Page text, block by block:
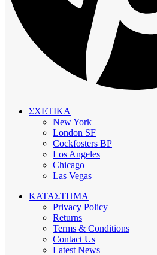
ΣΧΕΤΙΚΑ
New York
London SF
Cockfosters BP
Los Angeles
Chicago
Las Vegas
ΚΑΤΑΣΤΗΜΑ
Privacy Policy
Returns
Terms & Conditions
Contact Us
Latest News